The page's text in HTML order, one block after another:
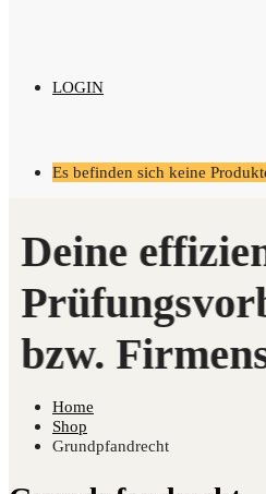
LOGIN
Es befinden sich keine
Home
Shop
Grundpfandrecht